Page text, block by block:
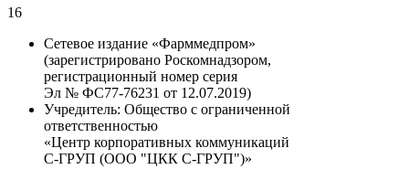
16
Сетевое издание «Фарммедпром»
(зарегистрировано Роскомнадзором,
регистрационный номер серия
Эл № ФС77-76231 от 12.07.2019)
Учредитель: Общество с ограниченной
ответственностью
«Центр корпоративных коммуникаций
С-ГРУП (ООО "ЦКК С-ГРУП")»